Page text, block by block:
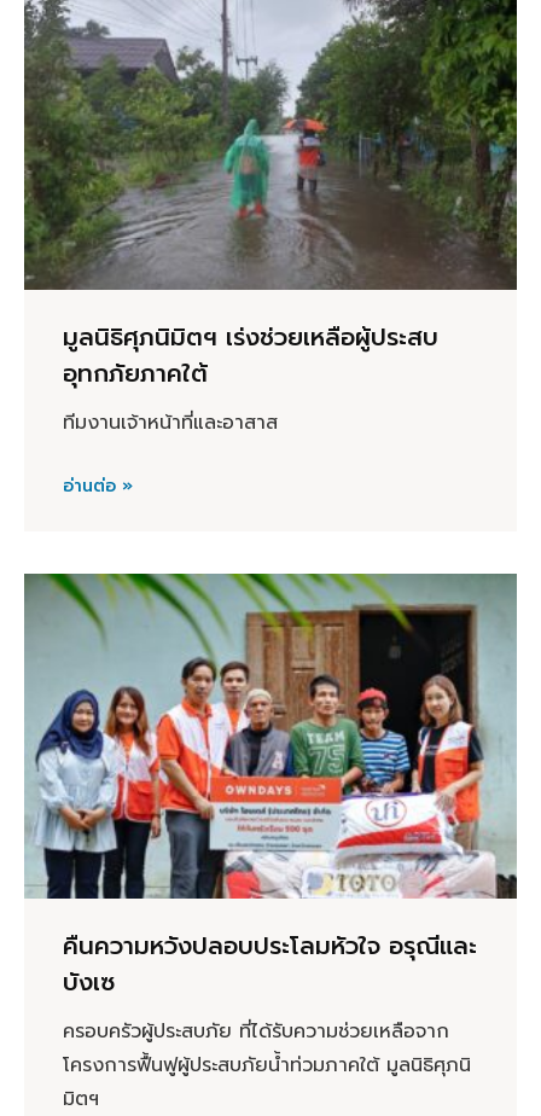
มูลนิธิศุภนิมิตฯ เร่งช่วยเหลือผู้ประสบ
อุทกภัยภาคใต้
ทีมงานเจ้าหน้าที่และอาสาส
อ่านต่อ »
คืนความหวังปลอบประโลมหัวใจ อรุณีและ
บังเซ
ครอบครัวผู้ประสบภัย ที่ได้รับความช่วยเหลือจาก
โครงการฟื้นฟูผู้ประสบภัยน้ำท่วมภาคใต้ มูลนิธิศุภนิ
มิตฯ